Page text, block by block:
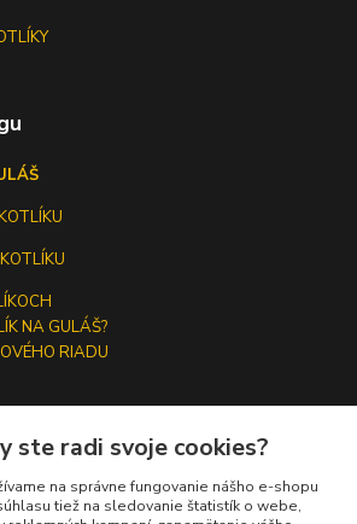
NA GULÁŠ?
RIADU
ste radi svoje cookies?
na správne fungovanie nášho e-shopu
tiež na sledovanie štatistík o webe,